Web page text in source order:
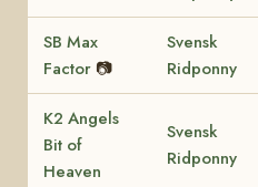
SB Max
Factor 📷
Svensk
Ridponny
K2 Angels
Bit of
Heaven
Svensk
Ridponny